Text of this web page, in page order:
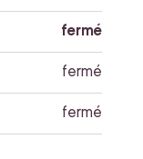
fermé
fermé
fermé